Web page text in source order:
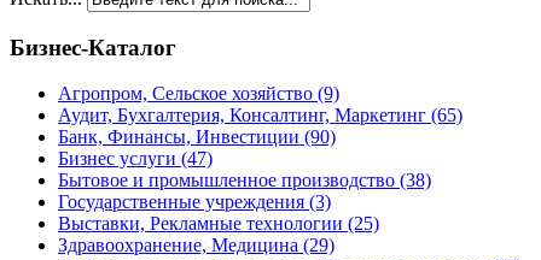
Бизнес-Каталог
Агропром, Сельское хозяйство (9)
Аудит, Бухгалтерия, Консалтинг, Маркетинг (65)
Банк, Финансы, Инвестиции (90)
Бизнес услуги (47)
Бытовое и промышленное производство (38)
Государственные учреждения (3)
Выставки, Рекламные технологии (25)
Здравоохранение, Медицина (29)